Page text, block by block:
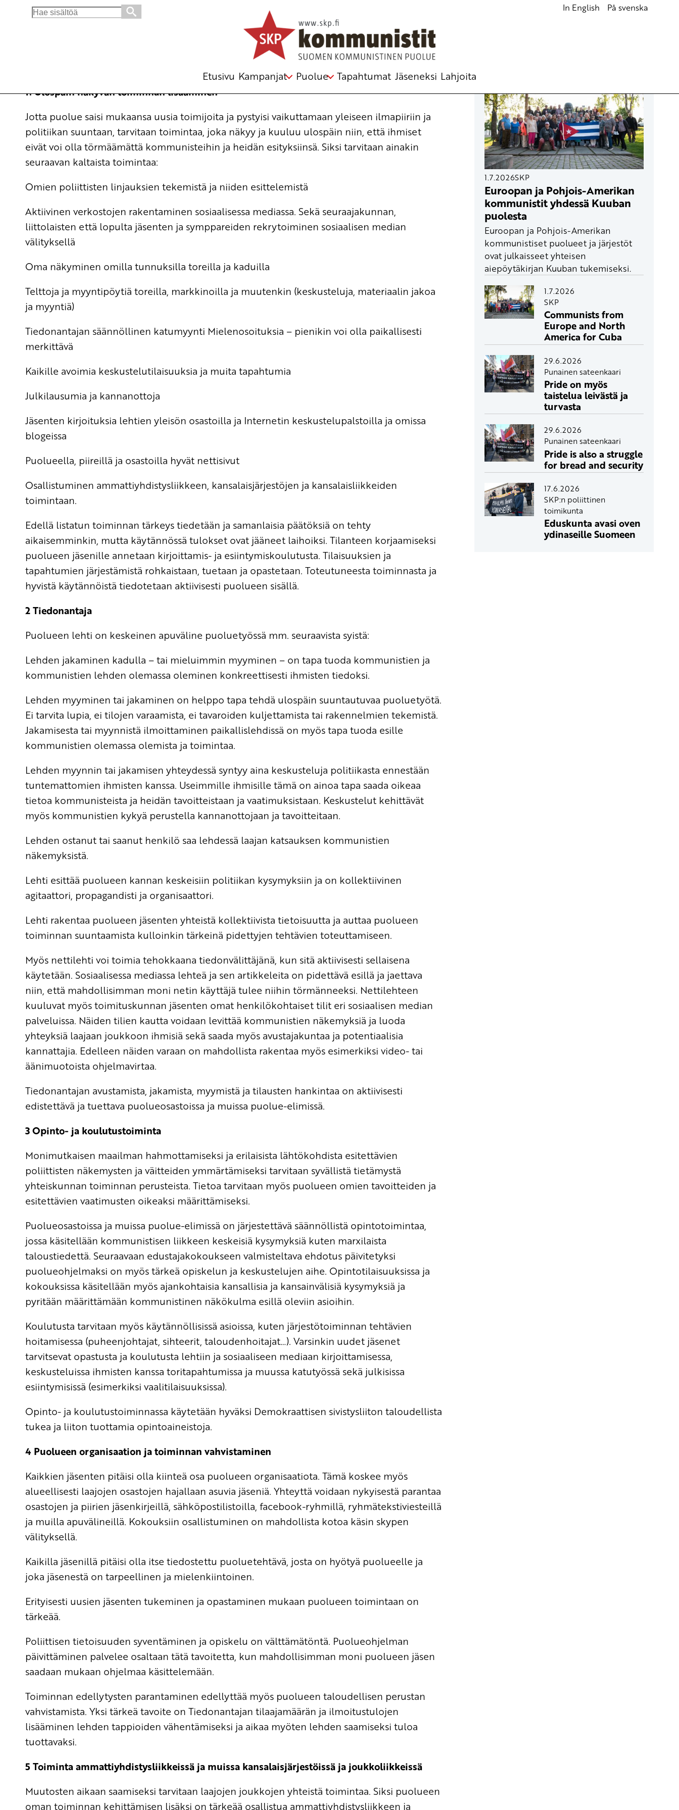
Search
In English På svenska
Etusivu Kampanjat Puolue Tapahtumat Jäseneksi Lahjoita
1. Ulospäin näkyvän toiminnan lisääminen
Jotta puolue saisi mukaansa uusia toimijoita ja pystyisi vaikuttamaan yleiseen ilmapiiriin ja
politiikan suuntaan, tarvitaan toimintaa, joka näkyy ja kuuluu ulospäin niin, että ihmiset
eivät voi olla törmäämättä kommunisteihin ja heidän esityksiinsä. Siksi tarvitaan ainakin
seuraavan kaltaista toimintaa:
Omien poliittisten linjauksien tekemistä ja niiden esittelemistä
Aktiivinen verkostojen rakentaminen sosiaalisessa mediassa. Sekä seuraajakunnan,
liittolaisten että lopulta jäsenten ja symppareiden rekrytoiminen sosiaalisen median
välityksellä
Oma näkyminen omilla tunnuksilla toreilla ja kaduilla
Telttoja ja myyntipöytiä toreilla, markkinoilla ja muutenkin (keskusteluja, materiaalin jakoa
ja myyntiä)
Tiedonantajan säännöllinen katumyynti Mielenosoituksia – pienikin voi olla paikallisesti
merkittävä
Kaikille avoimia keskustelutilaisuuksia ja muita tapahtumia
Julkilausumia ja kannanottoja
Jäsenten kirjoituksia lehtien yleisön osastoilla ja Internetin keskustelupalstoilla ja omissa
blogeissa
Puolueella, piireillä ja osastoilla hyvät nettisivut
Osallistuminen ammattiyhdistysliikkeen, kansalaisjärjestöjen ja kansalaisliikkeiden
toimintaan.
Edellä listatun toiminnan tärkeys tiedetään ja samanlaisia päätöksiä on tehty
aikaisemminkin, mutta käytännössä tulokset ovat jääneet laihoiksi. Tilanteen korjaamiseksi
puolueen jäsenille annetaan kirjoittamis- ja esiintymiskoulutusta. Tilaisuuksien ja
tapahtumien järjestämistä rohkaistaan, tuetaan ja opastetaan. Toteutuneesta toiminnasta ja
hyvistä käytännöistä tiedotetaan aktiivisesti puolueen sisällä.
2 Tiedonantaja
Puolueen lehti on keskeinen apuväline puoluetyössä mm. seuraavista syistä:
Lehden jakaminen kadulla – tai mieluimmin myyminen – on tapa tuoda kommunistien ja
kommunistien lehden olemassa oleminen konkreettisesti ihmisten tiedoksi.
Lehden myyminen tai jakaminen on helppo tapa tehdä ulospäin suuntautuvaa puoluetyötä.
Ei tarvita lupia, ei tilojen varaamista, ei tavaroiden kuljettamista tai rakennelmien tekemistä.
Jakamisesta tai myynnistä ilmoittaminen paikallislehdissä on myös tapa tuoda esille
kommunistien olemassa olemista ja toimintaa.
Lehden myynnin tai jakamisen yhteydessä syntyy aina keskusteluja politiikasta ennestään
tuntemattomien ihmisten kanssa. Useimmille ihmisille tämä on ainoa tapa saada oikeaa
tietoa kommunisteista ja heidän tavoitteistaan ja vaatimuksistaan. Keskustelut kehittävät
myös kommunistien kykyä perustella kannanottojaan ja tavoitteitaan.
Lehden ostanut tai saanut henkilö saa lehdessä laajan katsauksen kommunistien
näkemyksistä.
Lehti esittää puolueen kannan keskeisiin politiikan kysymyksiin ja on kollektiivinen
agitaattori, propagandisti ja organisaattori.
Lehti rakentaa puolueen jäsenten yhteistä kollektiivista tietoisuutta ja auttaa puolueen
toiminnan suuntaamista kulloinkin tärkeinä pidettyjen tehtävien toteuttamiseen.
Myös nettilehti voi toimia tehokkaana tiedonvälittäjänä, kun sitä aktiivisesti sellaisena
käytetään. Sosiaalisessa mediassa lehteä ja sen artikkeleita on pidettävä esillä ja jaettava
niin, että mahdollisimman moni netin käyttäjä tulee niihin törmänneeksi. Nettilehteen
kuuluvat myös toimituskunnan jäsenten omat henkilökohtaiset tilit eri sosiaalisen median
palveluissa. Näiden tilien kautta voidaan levittää kommunistien näkemyksiä ja luoda
yhteyksiä laajaan joukkoon ihmisiä sekä saada myös avustajakuntaa ja potentiaalisia
kannattajia. Edelleen näiden varaan on mahdollista rakentaa myös esimerkiksi video- tai
äänimuotoista ohjelmavirtaa.
Tiedonantajan avustamista, jakamista, myymistä ja tilausten hankintaa on aktiivisesti
edistettävä ja tuettava puolueosastoissa ja muissa puolue-elimissä.
3 Opinto- ja koulutustoiminta
Monimutkaisen maailman hahmottamiseksi ja erilaisista lähtökohdista esitettävien
poliittisten näkemysten ja väitteiden ymmärtämiseksi tarvitaan syvällistä tietämystä
yhteiskunnan toiminnan perusteista. Tietoa tarvitaan myös puolueen omien tavoitteiden ja
esitettävien vaatimusten oikeaksi määrittämiseksi.
Puolueosastoissa ja muissa puolue-elimissä on järjestettävä säännöllistä opintotoimintaa,
jossa käsitellään kommunistisen liikkeen keskeisiä kysymyksiä kuten marxilaista
taloustiedettä. Seuraavaan edustajakokoukseen valmisteltava ehdotus päivitetyksi
puolueohjelmaksi on myös tärkeä opiskelun ja keskustelujen aihe. Opintotilaisuuksissa ja
kokouksissa käsitellään myös ajankohtaisia kansallisia ja kansainvälisiä kysymyksiä ja
pyritään määrittämään kommunistinen näkökulma esillä oleviin asioihin.
Koulutusta tarvitaan myös käytännöllisissä asioissa, kuten järjestötoiminnan tehtävien
hoitamisessa (puheenjohtajat, sihteerit, taloudenhoitajat…). Varsinkin uudet jäsenet
tarvitsevat opastusta ja koulutusta lehtiin ja sosiaaliseen mediaan kirjoittamisessa,
keskusteluissa ihmisten kanssa toritapahtumissa ja muussa katutyössä sekä julkisissa
esiintymisissä (esimerkiksi vaalitilaisuuksissa).
Opinto- ja koulutustoiminnassa käytetään hyväksi Demokraattisen sivistysliiton taloudellista
tukea ja liiton tuottamia opintoaineistoja.
4 Puolueen organisaation ja toiminnan vahvistaminen
Kaikkien jäsenten pitäisi olla kiinteä osa puolueen organisaatiota. Tämä koskee myös
alueellisesti laajojen osastojen hajallaan asuvia jäseniä. Yhteyttä voidaan nykyisestä parantaa
osastojen ja piirien jäsenkirjeillä, sähköpostilistoilla, facebook-ryhmillä, ryhmätekstiviesteillä
ja muilla apuvälineillä. Kokouksiin osallistuminen on mahdollista kotoa käsin skypen
välityksellä.
Kaikilla jäsenillä pitäisi olla itse tiedostettu puoluetehtävä, josta on hyötyä puolueelle ja
joka jäsenestä on tarpeellinen ja mielenkiintoinen.
Erityisesti uusien jäsenten tukeminen ja opastaminen mukaan puolueen toimintaan on
tärkeää.
Poliittisen tietoisuuden syventäminen ja opiskelu on välttämätöntä. Puolueohjelman
päivittäminen palvelee osaltaan tätä tavoitetta, kun mahdollisimman moni puolueen jäsen
saadaan mukaan ohjelmaa käsittelemään.
Toiminnan edellytysten parantaminen edellyttää myös puolueen taloudellisen perustan
vahvistamista. Yksi tärkeä tavoite on Tiedonantajan tilaajamäärän ja ilmoitustulojen
lisääminen lehden tappioiden vähentämiseksi ja aikaa myöten lehden saamiseksi tuloa
tuottavaksi.
5 Toiminta ammattiyhdistysliikkeissä ja muissa kansalaisjärjestöissä ja joukkoliikkeissä
Muutosten aikaan saamiseksi tarvitaan laajojen joukkojen yhteistä toimintaa. Siksi puolueen
oman toiminnan kehittämisen lisäksi on tärkeää osallistua ammattiyhdistysliikkeen ja
1.7.2026SKP
Euroopan ja Pohjois-Amerikan
kommunistit yhdessä Kuuban
puolesta
Euroopan ja Pohjois-Amerikan
kommunistiset puolueet ja järjestöt
ovat julkaisseet yhteisen
aiepöytäkirjan Kuuban tukemiseksi.
1.7.2026
SKP
Communists from
Europe and North
America for Cuba
29.6.2026
Punainen sateenkaari
Pride on myös
taistelua leivästä ja
turvasta
29.6.2026
Punainen sateenkaari
Pride is also a struggle
for bread and security
17.6.2026
SKP:n poliittinen
toimikunta
Eduskunta avasi oven
ydinaseille Suomeen